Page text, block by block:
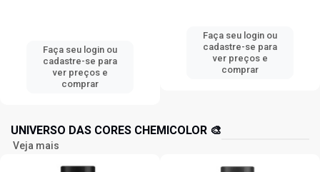
Faça seu login ou
cadastre-se para
ver preços e
comprar
Faça seu login ou
cadastre-se para
ver preços e
comprar
UNIVERSO DAS CORES CHEMICOLOR 🎨
Veja mais